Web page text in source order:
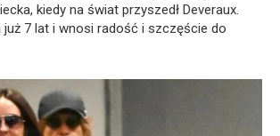
kiedy na świat przyszedł Deveraux.
już 7 lat i wnosi radość i szczęście do